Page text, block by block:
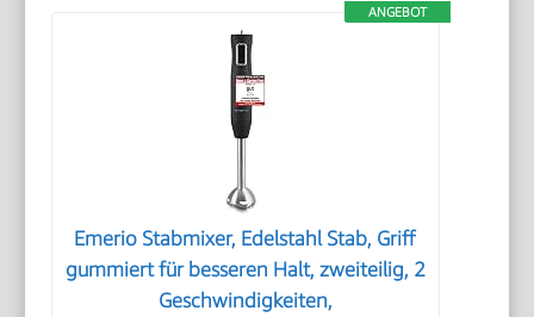
ANGEBOT
Emerio Stabmixer, Edelstahl Stab, Griff
gummiert für besseren Halt, zweiteilig, 2
Geschwindigkeiten,